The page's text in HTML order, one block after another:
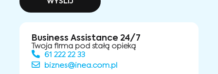
WYŚLIJ
Business Assistance 24/7
Twoja firma pod stałą opieką
61 222 22 33
biznes@inea.com.pl